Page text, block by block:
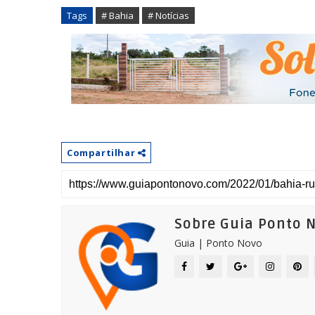
Tags # Bahia # Notícias
Compartilhar
Sobre Guia Ponto
Guia | Ponto Novo